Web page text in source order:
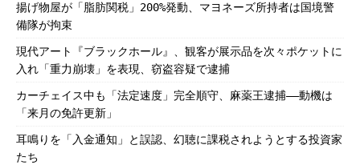
揚げ物屋が「脂肪関税」200%発動、マヨネーズ所持者は国境警
備隊が拘束
現代アート『ブラックホール』、観客が展示品を次々ポケットに
入れ「重力崩壊」を表現、窃盗容疑で逮捕
カーチェイス中も「法定速度」完全順守、麻薬王逮捕――動機は
「来月の免許更新」
耳鳴りを「入金通知」と誤認、幻聴に課税されようとする投資家
たち